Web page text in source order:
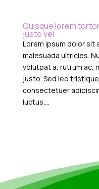
Quisque lorem
justo vel
Lorem ipsum dolor sit
malesuada ultricies.
volutpat a, rutrum ac,
justo. Sed leo
consectetuer
luctus....